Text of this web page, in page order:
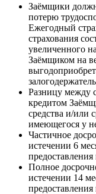
Заёмщики
потерю
Ежегодный
страхования
увеличенного
Заёмщиком на
Разницу между
кредитом
средства и/или
имеющегося у
Частичное
истечении 6
Полное
истечении 14
предоставления